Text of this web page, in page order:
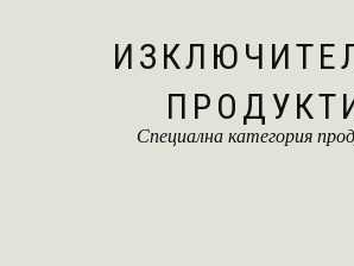
Специална категория